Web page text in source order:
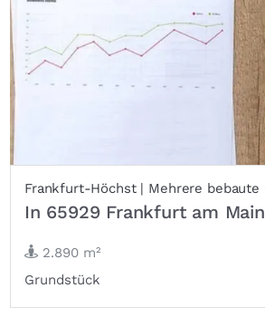
In 65929 Frankfurt am Main
2.890 m²
Grundstück